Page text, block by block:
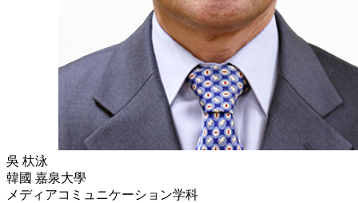
吳 杕泳
韓國 嘉泉大學
メディアコミュニケーション学科